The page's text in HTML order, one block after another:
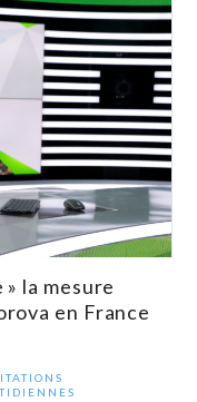
la mesure
en France